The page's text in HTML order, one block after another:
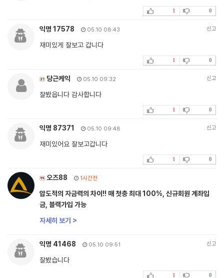
1 0
익명 17578 05.10 08:43 신고
재미있게 잘보고 갑니다
1 0
당근케익 05.10 09:32 신고
잘봤읍니다 감사합니다
1 0
익명 87371 05.10 09:48 신고
재미있어요 잘보고갑니다
1 0
오즈88 1시간전
압도적의 자금력의 차이!! 매 첫충 최대 100%, 신규회원 계좌입
금, 블랙가입 가능
자세히 보기 >
익명 41468 05.10 09:51 신고
잘봤습니다
1 0